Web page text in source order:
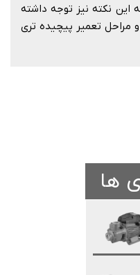
این نکته نیز توجه داشته
مراحل تعمیر پیچیده تری
ها